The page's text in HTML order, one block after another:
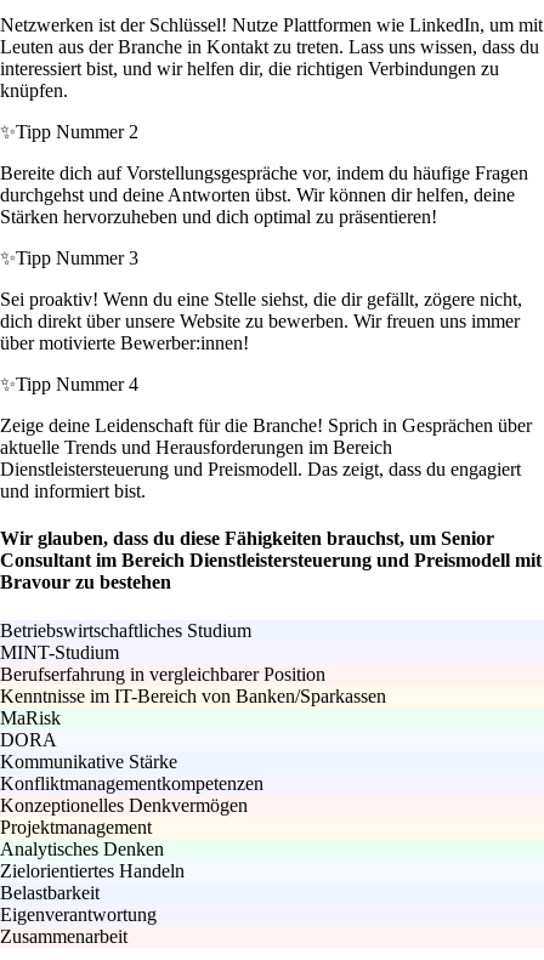
Netzwerken ist der Schlüssel! Nutze Plattformen wie LinkedIn, um mit
Leuten aus der Branche in Kontakt zu treten. Lass uns wissen, dass du
interessiert bist, und wir helfen dir, die richtigen Verbindungen zu
knüpfen.
✨Tipp Nummer 2
Bereite dich auf Vorstellungsgespräche vor, indem du häufige Fragen
durchgehst und deine Antworten übst. Wir können dir helfen, deine
Stärken hervorzuheben und dich optimal zu präsentieren!
✨Tipp Nummer 3
Sei proaktiv! Wenn du eine Stelle siehst, die dir gefällt, zögere nicht,
dich direkt über unsere Website zu bewerben. Wir freuen uns immer
über motivierte Bewerber:innen!
✨Tipp Nummer 4
Zeige deine Leidenschaft für die Branche! Sprich in Gesprächen über
aktuelle Trends und Herausforderungen im Bereich
Dienstleistersteuerung und Preismodell. Das zeigt, dass du engagiert
und informiert bist.
Wir glauben, dass du diese Fähigkeiten brauchst, um Senior
Consultant im Bereich Dienstleistersteuerung und Preismodell mit
Bravour zu bestehen
Betriebswirtschaftliches Studium
MINT-Studium
Berufserfahrung in vergleichbarer Position
Kenntnisse im IT-Bereich von Banken/Sparkassen
MaRisk
DORA
Kommunikative Stärke
Konfliktmanagementkompetenzen
Konzeptionelles Denkvermögen
Projektmanagement
Analytisches Denken
Zielorientiertes Handeln
Belastbarkeit
Eigenverantwortung
Zusammenarbeit